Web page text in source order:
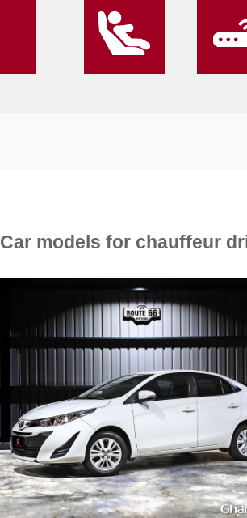
Car models for chauffeur